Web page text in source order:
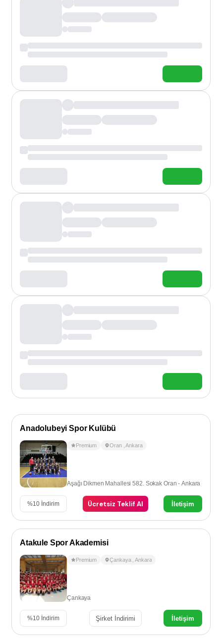
Anadolubeyi Spor Kulübü
Premium Oran ,Ankara
Aşağı Dikmen Mahallesi 582. Sokak Oran - Ankara
%10 İndirim Ücretsiz Teklif Al İletişim
Atakule Spor Akademisi
Premium Çankaya ,Ankara
Çankaya
%10 İndirim Şirket İndirimi İletişim